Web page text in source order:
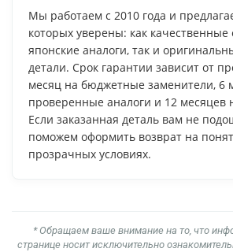
Мы работаем с 2010 года и
которых уверены: как качественные
японские аналоги, так и
детали. Срок гарантии зависит от
месяц на бюджетные заменители, 6
проверенные аналоги и 12 месяцев
Если заказанная деталь вам не
поможем оформить возврат на
прозрачных условиях.
* Обращаем ваше внимание на то, что
странице носит исключительно